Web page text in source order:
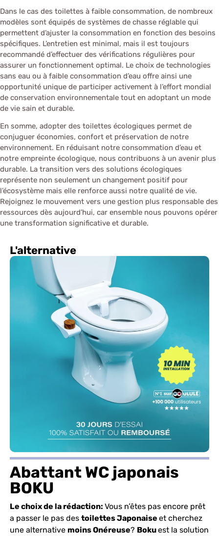
Dans le cas des toilettes à faible consommation, de nombreux
modèles sont équipés de systèmes de chasse réglable qui
permettent d’ajuster la consommation en fonction des besoins
spécifiques. L’entretien est minimal, mais il est toujours
recommandé d’effectuer des vérifications régulières pour
assurer un fonctionnement optimal. Le choix de technologies
sans eau ou à faible consommation d’eau offre ainsi une
opportunité unique de participer activement à l’effort mondial
de conservation environnementale tout en adoptant un mode
de vie sain et durable.
En somme, adopter des toilettes écologiques permet de
conjuguer économies, confort et préservation de notre
environnement. En réduisant notre consommation d’eau et
notre empreinte écologique, nous contribuons à un avenir plus
durable. La transition vers des solutions écologiques
représente non seulement un changement positif pour
l’écosystème mais elle renforce aussi notre qualité de vie.
Rejoignez le mouvement vers une gestion plus responsable des
ressources dès aujourd’hui, car ensemble nous pouvons opérer
une transformation significative et durable.
L'alternative
Abattant WC japonais
BOKU
Le choix de la rédaction: Vous n’êtes pas encore prêt
a passer le pas des toilettes Japonaise et cherchez
une alternative moins Onéreuse? Bokuest la solution